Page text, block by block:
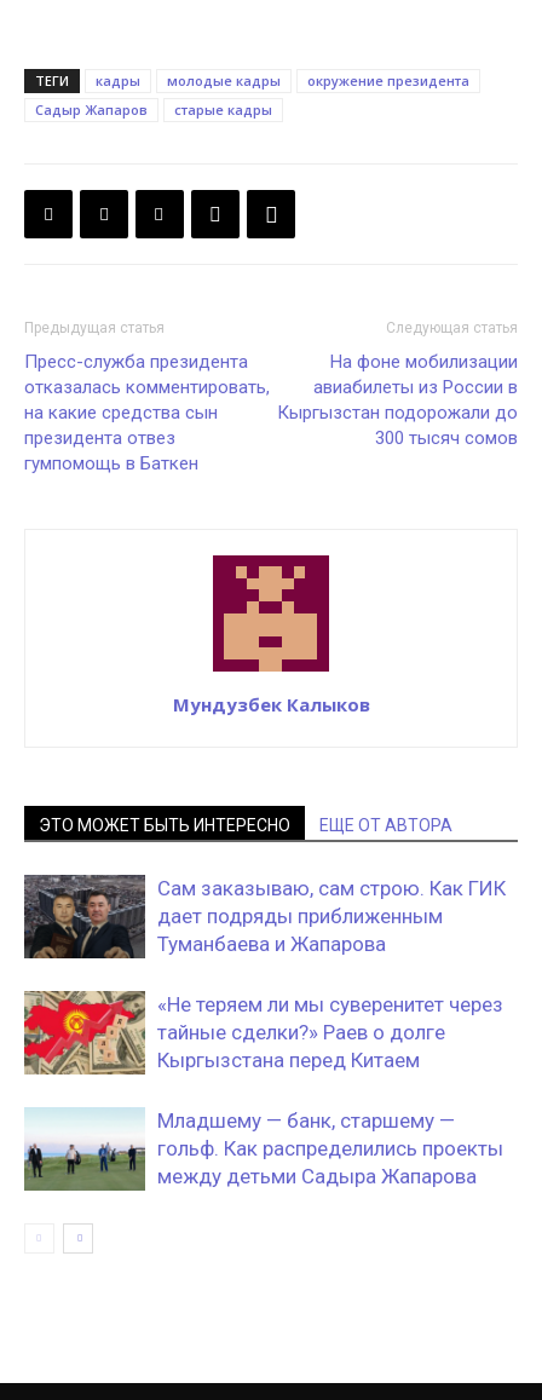
ТЕГИ кадры молодые кадры
окружение президента
Садыр Жапаров
старые кадры
Предыдущая статья
Пресс-служба президента
отказалась комментировать,
на какие средства сын
президента отвез
гумпомощь в Баткен
Следующая статья
На фоне мобилизации
авиабилеты из России в
Кыргызстан подорожали до
300 тысяч сомов
Мундузбек Калыков
ЭТО МОЖЕТ БЫТЬ ИНТЕРЕСНО ЕЩЕ ОТ АВТОРА
Сам заказываю, сам строю. Как ГИК
дает подряды приближенным
Туманбаева и Жапарова
«Не теряем ли мы суверенитет через
тайные сделки?» Раев о долге
Кыргызстана перед Китаем
Младшему — банк, старшему —
гольф. Как распределились проекты
между детьми Садыра Жапарова